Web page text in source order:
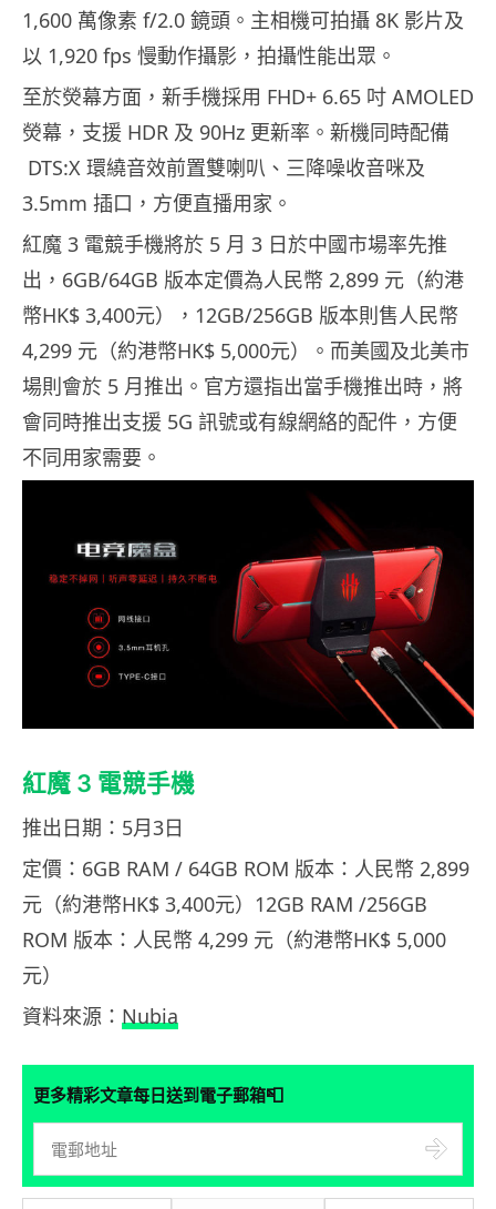
1,600 萬像素 f/2.0 鏡頭。主相機可拍攝 8K 影片及
以 1,920 fps 慢動作攝影，拍攝性能出眾。
至於熒幕方面，新手機採用 FHD+ 6.65 吋 AMOLED
熒幕，支援 HDR 及 90Hz 更新率。新機同時配備
DTS:X 環繞音效前置雙喇叭、三降噪收音咪及
3.5mm 插口，方便直播用家。
紅魔 3 電競手機將於 5 月 3 日於中國市場率先推
出，6GB/64GB 版本定價為人民幣 2,899 元（約港
幣HK$ 3,400元），12GB/256GB 版本則售人民幣
4,299 元（約港幣HK$ 5,000元）。而美國及北美市
場則會於 5 月推出。官方還指出當手機推出時，將
會同時推出支援 5G 訊號或有線網絡的配件，方便
不同用家需要。
紅魔 3 電競手機
推出日期：5月3日
定價：6GB RAM / 64GB ROM 版本：人民幣 2,899
元（約港幣HK$ 3,400元）12GB RAM /256GB
ROM 版本：人民幣 4,299 元（約港幣HK$ 5,000
元）
資料來源： Nubia
更多精彩文章每日送到電子郵箱📮